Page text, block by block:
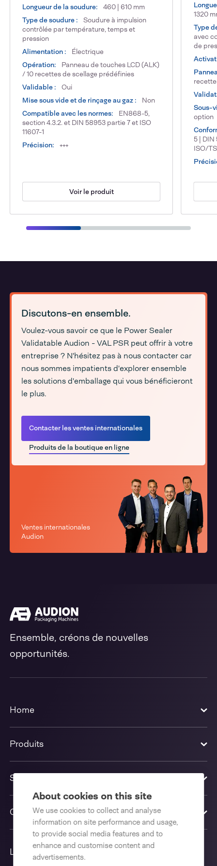
About cookies on this site
We use cookies to collect and analyse
information on site performance and usage,
to provide social media features and to
enhance and customise content and
advertisements.
Longueur de la soudure:
460 | 610 mm
Type de soudure :
Soudure à impulsion
contrôlée par température, temps et
pression
Alimentation :
Électrique
Opération:
Panneau de touches LCD (ALK)
/ 10 recettes de scellage prédéfinies
Validable :
Oui
Mise sous vide et de rinçage au gaz :
Non
Compatible avec les normes:
EN868-5,
section 4.3.2. et DIN 58953 partie 7 et ISO
11607-1
Précision:
+++
Voir le produit
1320
Type
avec
de
Sous-
option
5 | DIN
ISO/
Discutons-en ensemble.
Voulez-vous savoir ce que le Power Sealer
Validatable Audion - VAL PSR peut offrir à votre
entreprise ? N'hésitez pas à nous contacter car
nous sommes impatients d'explorer ensemble
les solutions d'emballage qui vous bénéficieront
le plus.
Contacter les ventes internationales
Produits de la boutique en ligne
Ventes internationales
Audion
Ensemble, créons de nouvelles
opportunités.
Home
Produits
Solutions
Contactez-nous
Langue